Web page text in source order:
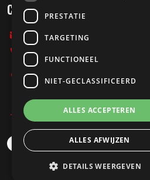
CONTACT
info@melvinstweewielers.nl
0478-712067
Stationsweg 197
5807 AB Oostrum
Privacy Policy
PRESTATIE
TARGETING
FUNCTIONEEL
NIET-GECLASSIFICEERD
ALLES ACCEPTEREN
ALLES AFWIJZEN
DETAILS WEERGEVEN